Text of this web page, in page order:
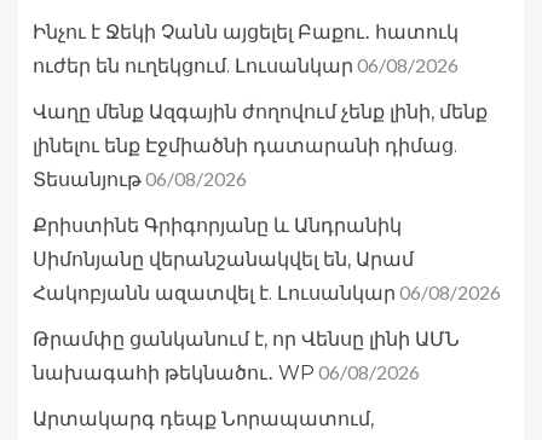
Ինչու է Ջեկի Չանն այցելել Բաքու․ հատուկ
ուժեր են ուղեկցում. Լուսանկար 06/08/2026
Վաղը մենք Ազգային ժողովում չենք լինի, մենք
լինելու ենք Էջմիածնի դատարանի դիմաց.
Տեսանյութ06/08/2026
Քրիստինե Գրիգորյանը և Անդրանիկ
Սիմոնյանը վերանշանակվել են, Արամ
Հակոբյանն ազատվել է. Լուսանկար 06/08/2026
Թրամփը ցանկանում է, որ Վենսը լինի ԱՄՆ
նախագահի թեկնածու․ WP 06/08/2026
Արտակարգ դեպք Նորապատում,